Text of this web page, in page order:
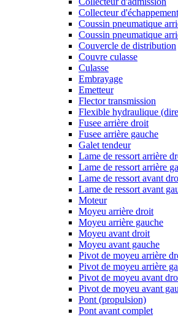
Collecteur d'échappement
Coussin pneumatique
Coussin pneumatique
Couvercle de distribution
Couvre culasse
Culasse
Embrayage
Emetteur
Flector transmission
Flexible hydraulique
Fusee arrière droit
Fusee arrière gauche
Galet tendeur
Lame de ressort arrière
Lame de ressort arrière
Lame de ressort avant
Lame de ressort avant
Moteur
Moyeu arrière droit
Moyeu arrière gauche
Moyeu avant droit
Moyeu avant gauche
Pivot de moyeu arrière
Pivot de moyeu arrière
Pivot de moyeu avant
Pivot de moyeu avant
Pont (propulsion)
Pont avant complet